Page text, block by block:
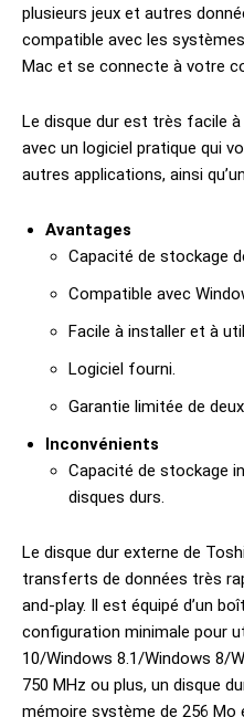
plusieurs jeux et autres
compatible avec les
Mac et se connecte à votre
Le disque dur est très facile
avec un logiciel pratique qui
autres applications, ainsi
Avantages
Capacité de stockage
Compatible avec
Facile à installer et à
Logiciel fourni.
Garantie limitée de
Inconvénients
Capacité de stockage
disques durs.
Le disque dur externe de
transferts de données très
and-play. Il est équipé d’un
configuration minimale pour
10/Windows 8.1/Windows 8/
750 MHz ou plus, un disque
mémoire système de 256 Mo